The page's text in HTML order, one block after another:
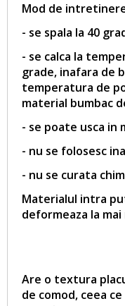
Mod de
- se spala la 40
- se calca la
grade, inafara de
temperatura de
material bumbac
- se poate usca in
- nu se folosesc
- nu se curata
Materialul intra
deformeaza la
Are o textura
de comod, ceea